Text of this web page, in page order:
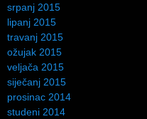
srpanj 2015
lipanj 2015
travanj 2015
ožujak 2015
veljača 2015
siječanj 2015
prosinac 2014
studeni 2014